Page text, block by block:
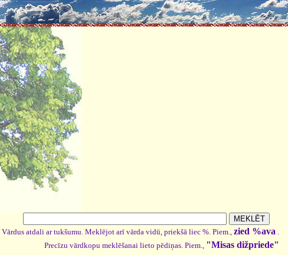
Vārdus atdali ar tukšumu. Meklējot arī vārda vidū, priekšā liec %. Piem., zied %ava .
Precīzu vārdkopu meklēšanai lieto pēdiņas. Piem., "Misas dižpriede"